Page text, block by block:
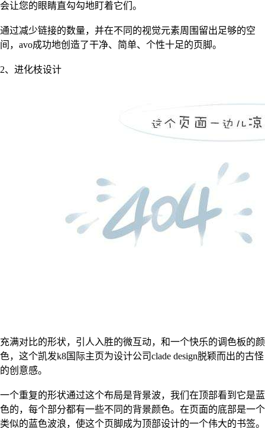
会让您的眼睛直勾勾地盯着它们。
通过减少链接的数量，并在不同的视觉元素周围留出足够的空
间，avo成功地创造了干净、简单、个性十足的页脚。
2、进化枝设计
充满对比的形状，引人入胜的微互动，和一个快乐的调色板的颜
色，这个凯发k8国际主页为设计公司clade design脱颖而出的古怪
的创意感。
一个重复的形状通过这个布局是背景波，我们在顶部看到它是蓝
色的，每个部分都有一些不同的背景颜色。在页面的底部是一个
类似的蓝色波浪，使这个页脚成为顶部设计的一个伟大的书签。